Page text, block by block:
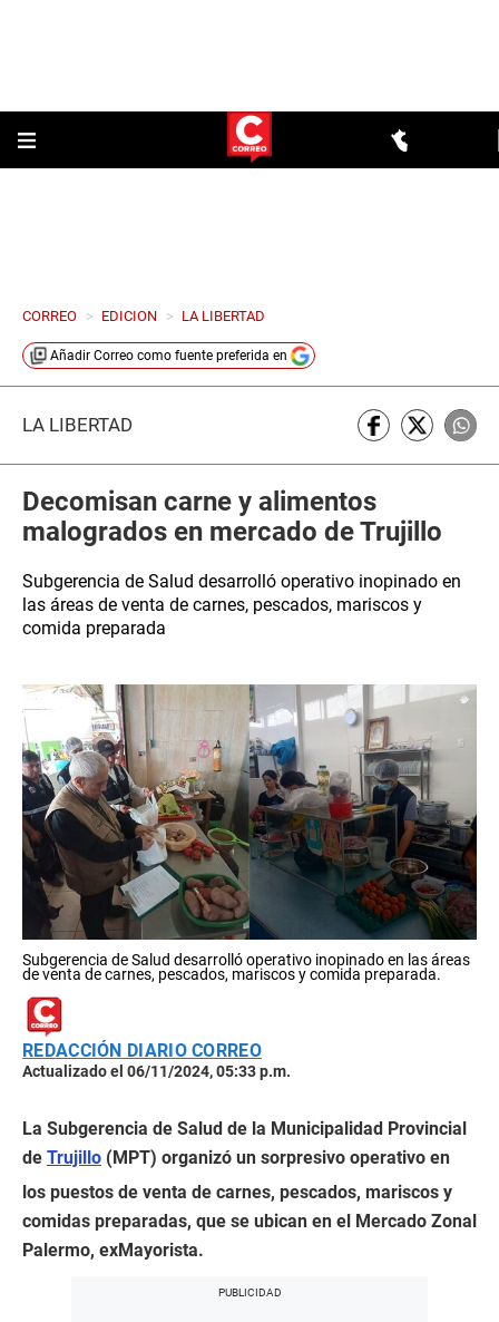
CORREO > EDICION > LA LIBERTAD
Añadir Correo como fuente preferida en
LA LIBERTAD
Decomisan carne y alimentos
malogrados en mercado de Trujillo
Subgerencia de Salud desarrolló operativo inopinado en
las áreas de venta de carnes, pescados, mariscos y
comida preparada
Subgerencia de Salud desarrolló operativo inopinado en las áreas
de venta de carnes, pescados, mariscos y comida preparada.
REDACCIÓN DIARIO CORREO
Actualizado el 06/11/2024, 05:33 p.m.
La Subgerencia de Salud de la Municipalidad Provincial
de Trujillo (MPT) organizó un sorpresivo operativo en
los puestos de venta de carnes, pescados, mariscos y
comidas preparadas, que se ubican en el Mercado Zonal
Palermo, exMayorista.